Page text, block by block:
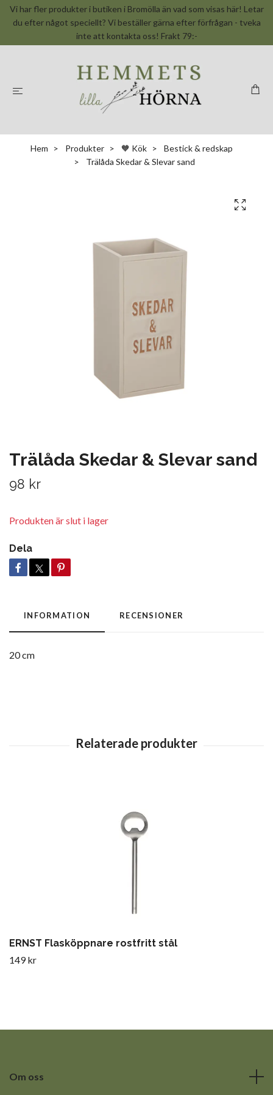
Vi har fler produkter i butiken i Bromölla än vad som visas här! Letar
du efter något speciellt? Vi beställer gärna efter förfrågan - tveka
inte att kontakta oss! Frakt 79:-
Hem Produkter 🧡 Kök
Bestick & redskap
Trälåda Skedar & Slevar sand
Trälåda Skedar & Slevar sand
98 kr
Produkten är slut i lager
Dela
INFORMATION RECENSIONER
20 cm
ERNST Flasköppnare rostfritt stål
149 kr
Om oss